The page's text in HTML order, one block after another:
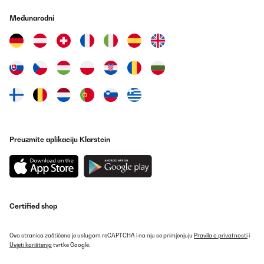
erste Probeteig (etwas fester als Pizzateig) mit 1kg Mehr und
Stufe 1 angefangen, nach 30 Sekunden auf Stufe 2 geschaltet.
Nach weiteren 45 Sekunden für 2 bis 3 Minuten auf Stufe 3
3 schalten (Hinweis im Handbuch).Die Küchenmaschine verfügt
auf der Unterseite über starke Saugnäpfe, um das Rutschen zu
es verbesserungsbedarf. Die Schüssel könnte etwas
dickwandiger sein und der Knethaken hätte man vor dem
Preis (Farbe schwarz am günstigsten) bekommen kann
Amazon-Benutzer
Prevedi
Tolles Gerät, wir haben diverse Teigvarianten ausprobiert und die
Ergebnisse waren super. Die Küchenmaschine macht einen
Međunarodni
Preuzmite aplikaciju Klarstein
Certified shop
Ova stranica zaštićena je uslugom reCAPTCHA i na nju se primjenjuju Pravila o privatnostii
Uvjeti korištenja tvrtke Google.